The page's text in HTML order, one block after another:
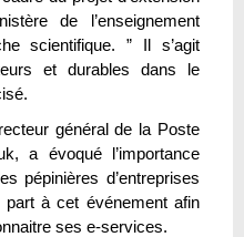
de l’enseignement
scientifique. ” Il s’agit
et durables dans le
général de la Poste
a évoqué l’importance
pépinières d’entreprises
à cet événement afin
ses e-services.